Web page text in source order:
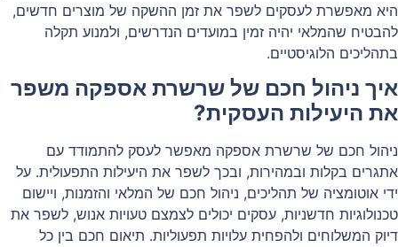
היא מאפשרת לעסקים לשפר את זמן ההשקה של מוצרים חדשים,
להבטיח שהמלאי יהיה זמין במועדים הנדרשים, ולמנוע תקלה
בתהליכים הלוגיסטיים.
איך ניהול חכם של שרשרת אספקה משפר
את היעילות העסקית?
ניהול חכם של שרשרת אספקה מאפשר לעסק להתמודד עם
אתגרים בקלות ובמהירות, ובכך לשפר את היעילות התפעולית. על
ידי אוטומציה של תהליכים, ניהול חכם של המלאי והזמנות, ויישום
טכנולוגיות חדשניות, עסקים יכולים לצמצם טעויות אנוש, לשפר את
דיוק המשלוחים ולהפחית עלויות תפעוליות. תיאום חכם בין כל